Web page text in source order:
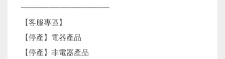
────────────────
【客服專區】
【停產】電器產品
【停產】非電器產品